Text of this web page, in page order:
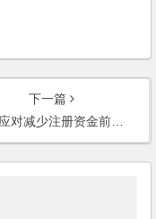
下一篇
册资金前的公司债务在减资范围内承担补充清偿责任